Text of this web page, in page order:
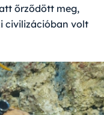
őrződött meg,
civilizációban volt